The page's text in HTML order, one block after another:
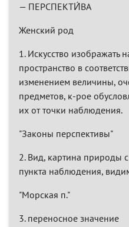
— ПЕРСПЕКТИ́ВА
Женский род
1. Искусство изображать
пространство в
изменением величины,
предметов, к-рое
их от точки наблюдения.
"Законы перспективы"
2. Вид, картина природы
пункта наблюдения,
"Морская п."
3. переносное значение